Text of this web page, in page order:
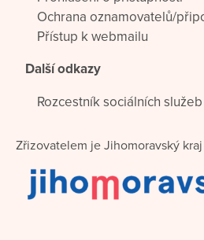
Ochrana oznamovatelů/
Přístup k webmailu
Další odkazy
Rozcestník sociálních
Zřizovatelem je Jihomoravský kraj